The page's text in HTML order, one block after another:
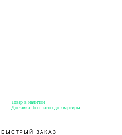
Товар в наличии
Доставка: бесплатно до квартиры
БЫСТРЫЙ ЗАКАЗ